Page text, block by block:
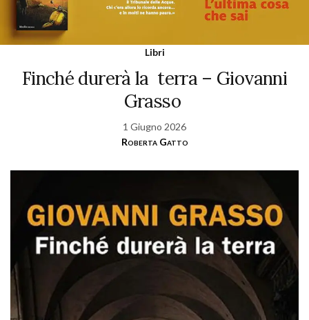
Libri
Finché durerà la terra – Giovanni
Grasso
1 Giugno 2026
Roberta Gatto